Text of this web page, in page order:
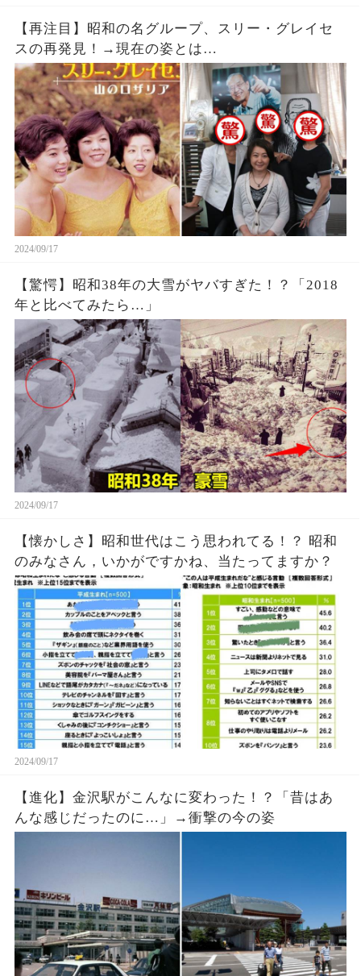
【再注目】昭和の名グループ、スリー・グレイセ
スの再発見！→現在の姿とは…
2024/09/17
【驚愕】昭和38年の大雪がヤバすぎた！？「2018
年と比べてみたら…」
2024/09/17
【懐かしさ】昭和世代はこう思われてる！？ 昭和
のみなさん，いかがですかね、当たってますか？
2024/09/17
【進化】金沢駅がこんなに変わった！？「昔はあ
んな感じだったのに…」→衝撃の今の姿